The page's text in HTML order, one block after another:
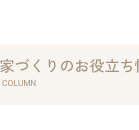
家づくりのお役立
COLUMN